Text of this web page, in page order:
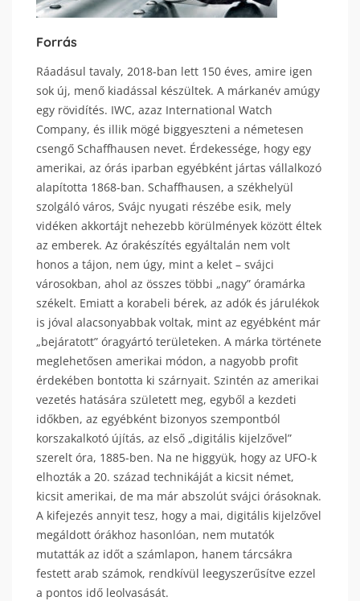
Forrás
Ráadásul tavaly, 2018-ban lett 150 éves, amire igen
sok új, menő kiadással készültek. A márkanév amúgy
egy rövidítés. IWC, azaz International Watch
Company, és illik mögé biggyeszteni a németesen
csengő Schaffhausen nevet. Érdekessége, hogy egy
amerikai, az órás iparban egyébként jártas vállalkozó
alapította 1868-ban. Schaffhausen, a székhelyül
szolgáló város, Svájc nyugati részébe esik, mely
vidéken akkortájt nehezebb körülmények között éltek
az emberek. Az órakészítés egyáltalán nem volt
honos a tájon, nem úgy, mint a kelet – svájci
városokban, ahol az összes többi „nagy” óramárka
székelt. Emiatt a korabeli bérek, az adók és járulékok
is jóval alacsonyabbak voltak, mint az egyébként már
„bejáratott” óragyártó területeken. A márka története
meglehetősen amerikai módon, a nagyobb profit
érdekében bontotta ki szárnyait. Szintén az amerikai
vezetés hatására született meg, egyből a kezdeti
időkben, az egyébként bizonyos szempontból
korszakalkotó újítás, az első „digitális kijelzővel”
szerelt óra, 1885-ben. Na ne higgyük, hogy az UFO-k
elhozták a 20. század technikáját a kicsit német,
kicsit amerikai, de ma már abszolút svájci órásoknak.
A kifejezés annyit tesz, hogy a mai, digitális kijelzővel
megáldott órákhoz hasonlóan, nem mutatók
mutatták az időt a számlapon, hanem tárcsákra
festett arab számok, rendkívül leegyszerűsítve ezzel
a pontos idő leolvasását.